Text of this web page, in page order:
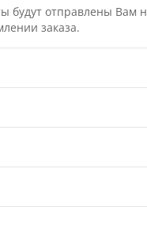
будут отправлены Вам
заказа.